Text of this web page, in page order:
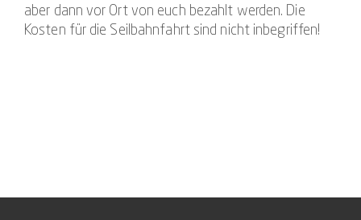
aber dann vor Ort von euch bezahlt werden. Die
Kosten für die Seilbahnfahrt sind nicht inbegriffen!